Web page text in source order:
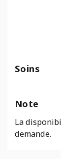
Soins
Note
La
demande.